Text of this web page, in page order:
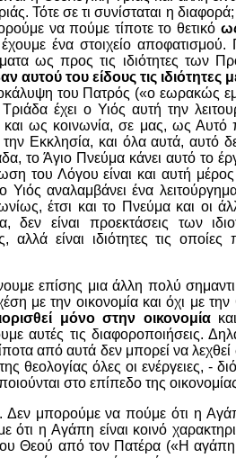
Τότε σε τι συνίσταται η
να πούμε τίποτε το θετικό
ένα στοιχείο αποφατισμού.
ως προς τις ιδιότητες των
αυτού του είδους τις ιδιότητες
του Πατρός («ο εωρακώς
έχει ο Υιός αυτή την
ως κοινωνία, σε μας, ως Αυτό
Εκκλησία, και όλα αυτά, αυτό
το Άγιο Πνεύμα κάνει αυτό το
του Λόγου είναι και αυτή
αναλαμβάνει ένα
έτσι και το Πνεύμα και οι
δεν είναι προεκτάσεις των
αλλά είναι ιδιότητες τις
επίσης μια άλλη πολύ
με την οικονομία και όχι με την
μόνο στην οικονομία
αυτές τις διαφοροποιήσεις.
από αυτά δεν μπορεί να
θεολογίας όλες οι ενέργειες, -
στο επίπεδο της
μπορούμε να πούμε ότι η
η Αγάπη είναι κοινό
Θεού από τον Πατέρα («Η